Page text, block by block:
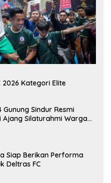
Kategori Elite
Gunung Sindur Resmi
Ajang Silaturahmi Warga
Siap Berikan Performa
Deltras FC